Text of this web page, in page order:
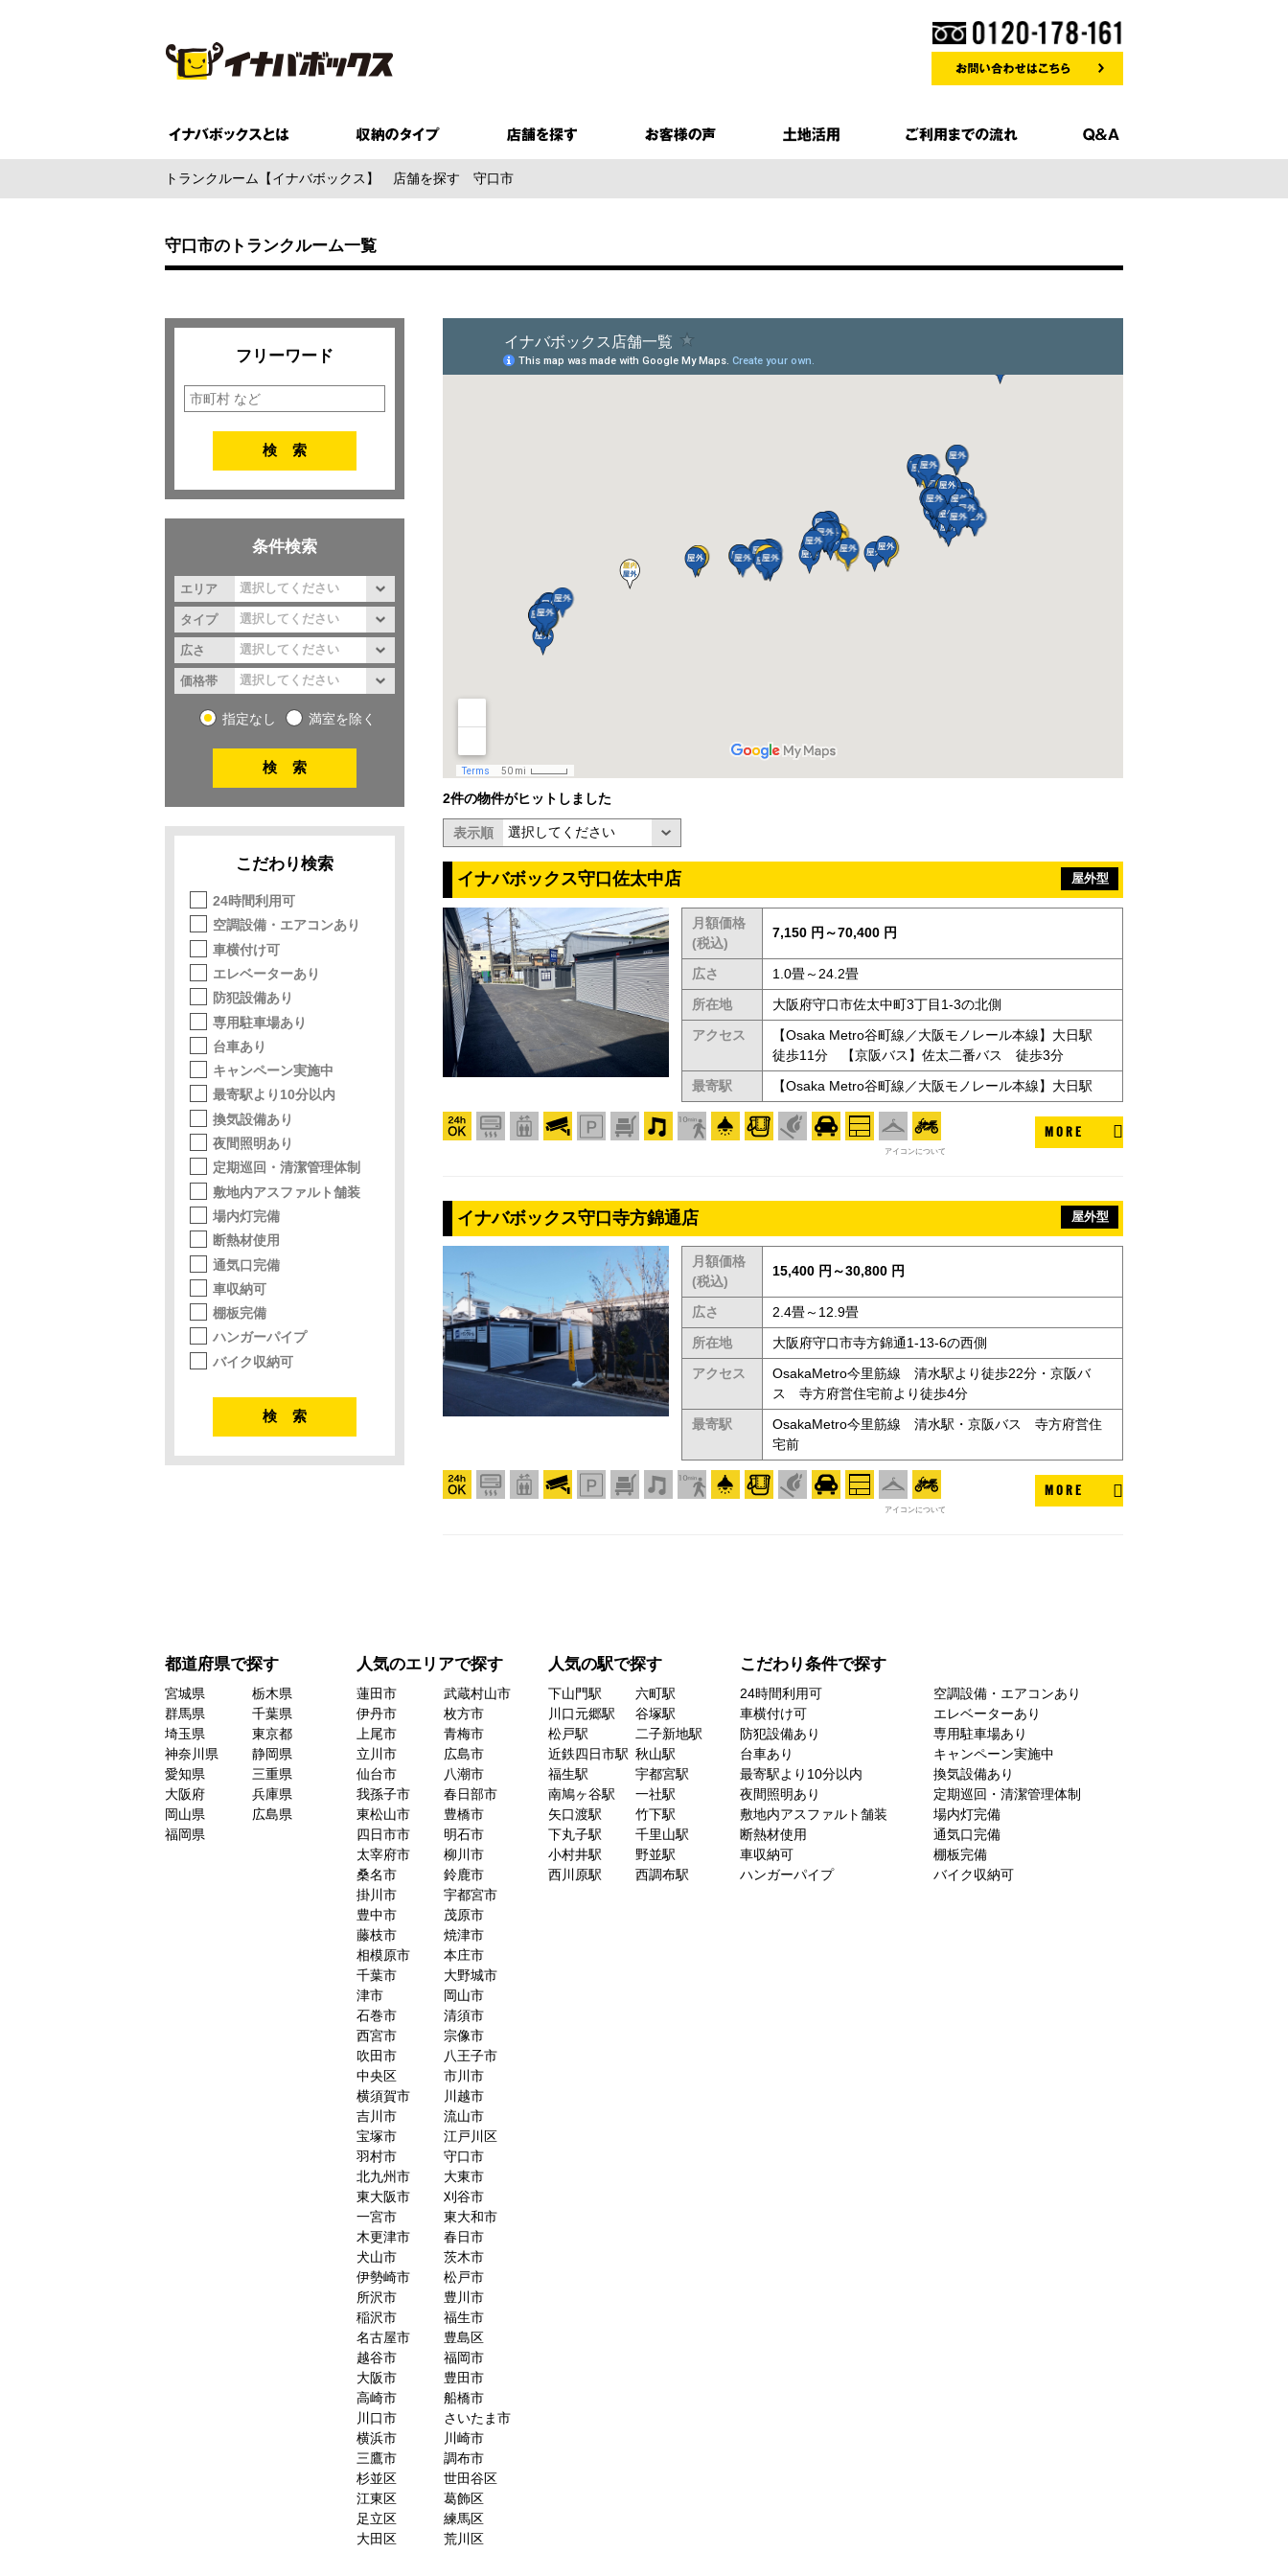
トランクルーム【イナバボックス】 店舗を探す 守口市
守口市のトランクルーム一覧
2件の物件がヒットしました
表示順
イナバボックス守口佐太中店 屋外型
月額価格
(税込)
7,150 円～70,400 円
広さ
1.0畳～24.2畳
所在地
大阪府守口市佐太中町3丁目1-3の北側
アクセス
【Osaka Metro谷町線／大阪モノレール本線】大日駅
徒歩11分 【京阪バス】佐太二番バス 徒歩3分
最寄駅
【Osaka Metro谷町線／大阪モノレール本線】大日駅
アイコンについて
MORE
イナバボックス守口寺方錦通店 屋外型
月額価格
(税込)
15,400 円～30,800 円
広さ
2.4畳～12.9畳
所在地
大阪府守口市寺方錦通1-13-6の西側
アクセス
OsakaMetro今里筋線 清水駅より徒歩22分・京阪バ
ス 寺方府営住宅前より徒歩4分
最寄駅
OsakaMetro今里筋線 清水駅・京阪バス 寺方府営住
宅前
アイコンについて
MORE
フリーワード
条件検索
エリア
タイプ
広さ
価格帯
指定なし 満室を除く
こだわり検索
24時間利用可
空調設備・エアコンあり
車横付け可
エレベーターあり
防犯設備あり
専用駐車場あり
台車あり
キャンペーン実施中
最寄駅より10分以内
換気設備あり
夜間照明あり
定期巡回・清潔管理体制
敷地内アスファルト舗装
場内灯完備
断熱材使用
通気口完備
車収納可
棚板完備
ハンガーパイプ
バイク収納可
都道府県で探す
宮城県
栃木県
群馬県
千葉県
埼玉県
東京都
神奈川県
静岡県
愛知県
三重県
大阪府
兵庫県
岡山県
広島県
福岡県
人気のエリアで探す
蓮田市
武蔵村山市
伊丹市
枚方市
上尾市
青梅市
立川市
広島市
仙台市
八潮市
我孫子市
春日部市
東松山市
豊橋市
四日市市
明石市
太宰府市
柳川市
桑名市
鈴鹿市
掛川市
宇都宮市
豊中市
茂原市
藤枝市
焼津市
相模原市
本庄市
千葉市
大野城市
津市
岡山市
石巻市
清須市
西宮市
宗像市
吹田市
八王子市
中央区
市川市
横須賀市
川越市
吉川市
流山市
宝塚市
江戸川区
羽村市
守口市
北九州市
大東市
東大阪市
刈谷市
一宮市
東大和市
木更津市
春日市
犬山市
茨木市
伊勢崎市
松戸市
所沢市
豊川市
稲沢市
福生市
名古屋市
豊島区
越谷市
福岡市
大阪市
豊田市
高崎市
船橋市
川口市
さいたま市
横浜市
川崎市
三鷹市
調布市
杉並区
世田谷区
江東区
葛飾区
足立区
練馬区
大田区
荒川区
人気の駅で探す
下山門駅
六町駅
川口元郷駅
谷塚駅
松戸駅
二子新地駅
近鉄四日市駅 秋山駅
福生駅
宇都宮駅
南鳩ヶ谷駅
一社駅
矢口渡駅
竹下駅
下丸子駅
千里山駅
小村井駅
野並駅
西川原駅
西調布駅
こだわり条件で探す
24時間利用可
空調設備・エアコンあり
車横付け可
エレベーターあり
防犯設備あり
専用駐車場あり
台車あり
キャンペーン実施中
最寄駅より10分以内
換気設備あり
夜間照明あり
定期巡回・清潔管理体制
敷地内アスファルト舗装
場内灯完備
断熱材使用
通気口完備
車収納可
棚板完備
ハンガーパイプ
バイク収納可